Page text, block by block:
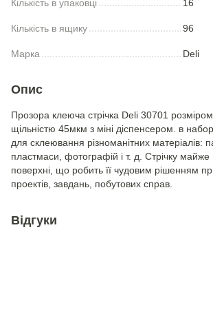
Кількість в упаковці 16
Кількість в ящику 96
Марка Deli
Опис
Прозора клеюча стрiчка Deli 30701
щільністю 45мкм з міні діспенсером. в
для склеювання різноманітних матеріалів:
пластмаси, фотографій і т. д. Стрічку майже
поверхні, що робить її чудовим рішенням
проектів, завдань, побутових справ.
Відгуки